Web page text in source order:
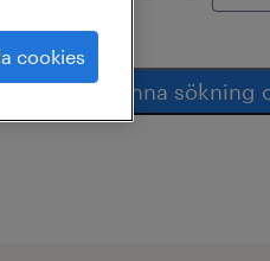
spara denna sökning
cookies